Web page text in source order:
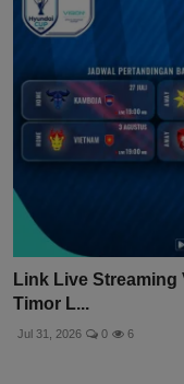
Link Live Streaming
Timor L...
Jul 31, 2026 0 6